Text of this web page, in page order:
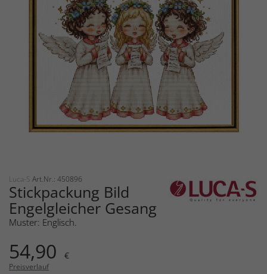
Luca-S Art.Nr.: 450896
Stickpackung Bild
Engelgleicher Gesang
Muster: Englisch.
54,90 €
Preisverlauf